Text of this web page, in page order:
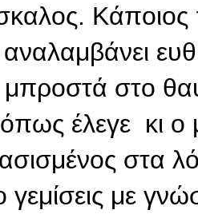
Κάποιος
στο
όπως έλεγε κι
στα
γεμίσεις με